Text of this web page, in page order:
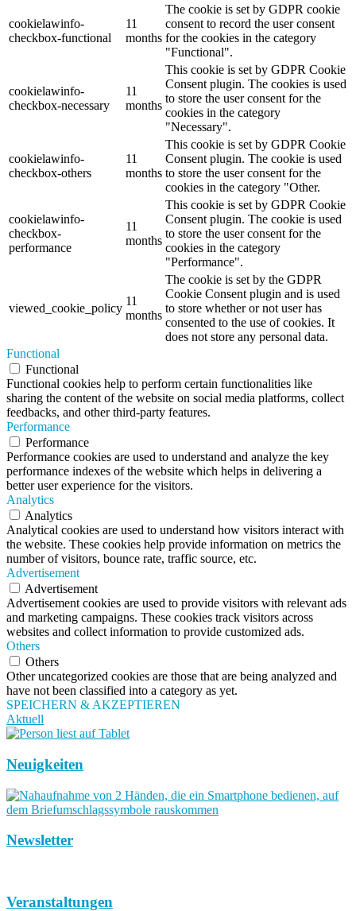
cookielawinfo-
checkbox-functional
11
months
The cookie is set by GDPR cookie
consent to record the user consent
for the cookies in the category
"Functional".
cookielawinfo-
checkbox-necessary
11
months
This cookie is set by GDPR Cookie
Consent plugin. The cookies is used
to store the user consent for the
cookies in the category
"Necessary".
cookielawinfo-
checkbox-others
11
months
This cookie is set by GDPR Cookie
Consent plugin. The cookie is used
to store the user consent for the
cookies in the category "Other.
cookielawinfo-
checkbox-
performance
11
months
This cookie is set by GDPR Cookie
Consent plugin. The cookie is used
to store the user consent for the
cookies in the category
"Performance".
viewed_cookie_policy
11
months
The cookie is set by the GDPR
Cookie Consent plugin and is used
to store whether or not user has
consented to the use of cookies. It
does not store any personal data.
Functional
Functional
Functional cookies help to perform certain functionalities like
sharing the content of the website on social media platforms, collect
feedbacks, and other third-party features.
Performance
Performance
Performance cookies are used to understand and analyze the key
performance indexes of the website which helps in delivering a
better user experience for the visitors.
Analytics
Analytics
Analytical cookies are used to understand how visitors interact with
the website. These cookies help provide information on metrics the
number of visitors, bounce rate, traffic source, etc.
Advertisement
Advertisement
Advertisement cookies are used to provide visitors with relevant ads
and marketing campaigns. These cookies track visitors across
websites and collect information to provide customized ads.
Others
Others
Other uncategorized cookies are those that are being analyzed and
have not been classified into a category as yet.
SPEICHERN & AKZEPTIEREN
Aktuell
Neuigkeiten
Newsletter
Veranstaltungen